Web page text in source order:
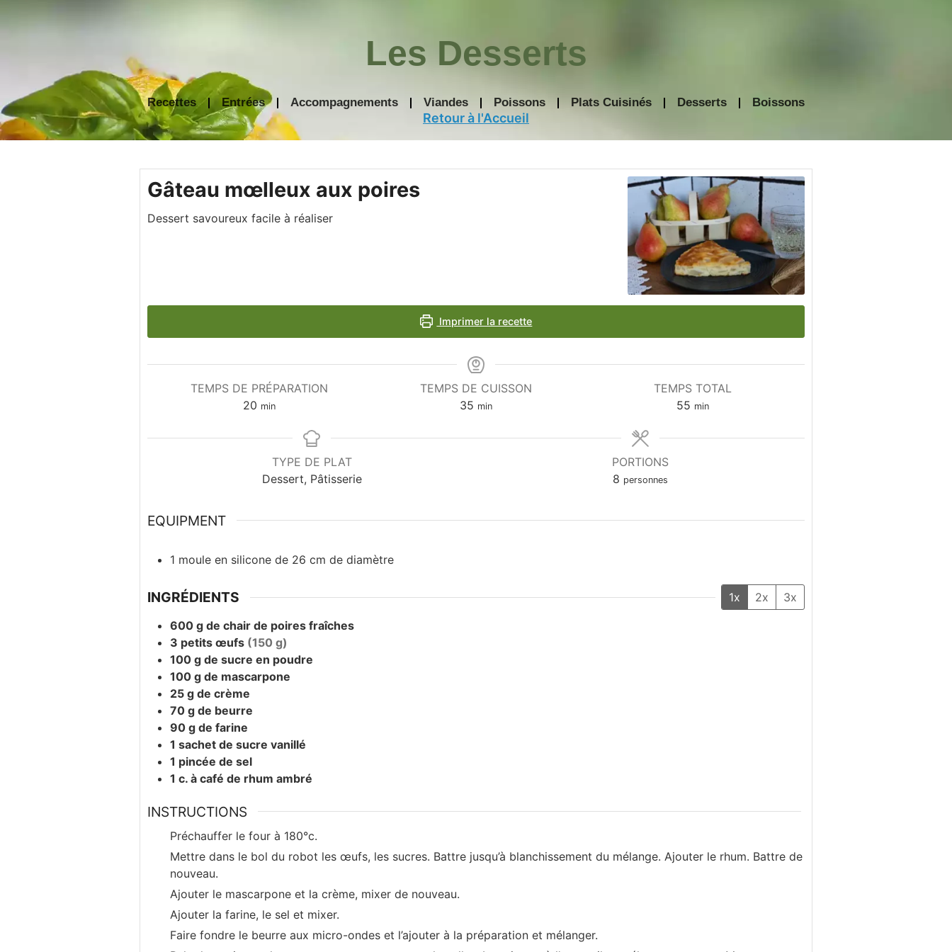
Les Desserts
Recettes Entrées Accompagnements Viandes Poissons Plats Cuisinés Desserts Boissons
Retour à l'Accueil
Gâteau mœlleux aux poires
Dessert savoureux facile à réaliser
Imprimer la recette
TEMPS DE PRÉPARATION
20 min
TEMPS DE CUISSON
35 min
TEMPS TOTAL
55 min
TYPE DE PLAT
Dessert, Pâtisserie
PORTIONS
8 personnes
EQUIPMENT
1 moule en silicone de 26 cm de diamètre
INGRÉDIENTS 1x 2x
3x
600 g de chair de poires fraîches
3 petits œufs (150 g)
100 g de sucre en poudre
100 g de mascarpone
25 g de crème
70 g de beurre
90 g de farine
1 sachet de sucre vanillé
1 pincée de sel
1 c. à café de rhum ambré
INSTRUCTIONS
Préchauffer le four à 180°c.
Mettre dans le bol du robot les œufs, les sucres. Battre jusqu’à blanchissement du mélange. Ajouter le rhum. Battre de
nouveau.
Ajouter le mascarpone et la crème, mixer de nouveau.
Ajouter la farine, le sel et mixer.
Faire fondre le beurre aux micro-ondes et l’ajouter à la préparation et mélanger.